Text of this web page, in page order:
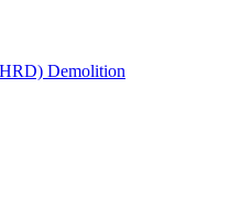
Demolition